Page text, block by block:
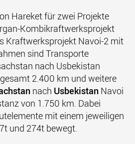
Hareket für zwei Projekte
Kombikraftwerksprojekt
Kraftwerksprojekt Navoi-2 mit
sind Transporte
nach Usbekistan
2.400 km und weitere
nach Usbekistan Navoi
von 1.750 km. Dabei
mit einem jeweiligen
und 274t bewegt.